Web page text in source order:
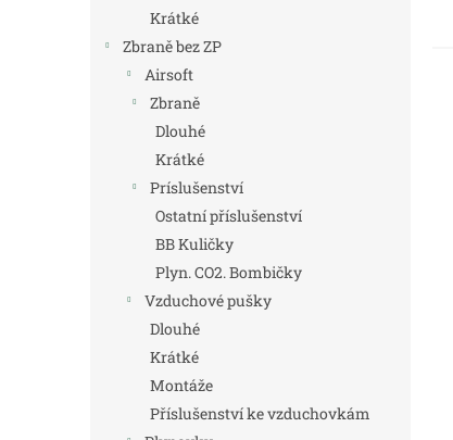
Krátké
Zbraně bez ZP
Airsoft
Zbraně
Dlouhé
Krátké
Príslušenství
Ostatní příslušenství
BB Kuličky
Plyn. CO2. Bombičky
Vzduchové pušky
Dlouhé
Krátké
Montáže
Příslušenství ke vzduchovkám